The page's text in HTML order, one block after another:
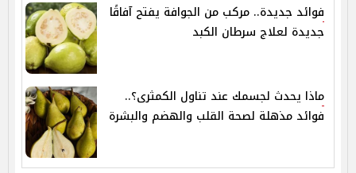
فوائد جديدة.. مركب من الجوافة يفتح آفاقًا
جديدة لعلاج سرطان الكبد
ماذا يحدث لجسمك عند تناول الكمثرى؟..
فوائد مذهلة لصحة القلب والهضم والبشرة